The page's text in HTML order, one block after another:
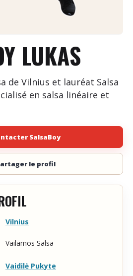
LUKAS
de Vilnius et lauréat Salsa
en salsa linéaire et
SalsaBoy
le profil
Vilnius
Vailamos Salsa
Vaidilė Pukyte